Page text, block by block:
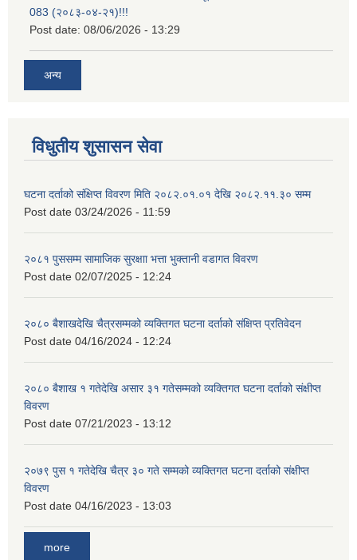
083 (२०८३-०४-२१)!!!
Post date: 08/06/2026 - 13:29
अन्य
विधुतीय शुसासन सेवा
घटना दर्ताको संक्षिप्त विवरण मिति २०८२.०१.०१ देखि २०८२.११.३० सम्म
Post date 03/24/2026 - 11:59
२०८१ पुससम्म सामाजिक सुरक्षाा भत्ता भुक्तानी वडागत विवरण
Post date 02/07/2025 - 12:24
२०८० बैशाखदेखि चैत्रसम्मको व्यक्तिगत घटना दर्ताको संक्षिप्त प्रतिवेदन
Post date 04/16/2024 - 12:24
२०८० बैशाख १ गतेदेखि असार ३१ गतेसम्मको व्यक्तिगत घटना दर्ताको संक्षीप्त
विवरण
Post date 07/21/2023 - 13:12
२०७९ पुस १ गतेदेखि चैत्र ३० गते सम्मको व्यक्तिगत घटना दर्ताको संक्षीप्त
विवरण
Post date 04/16/2023 - 13:03
more